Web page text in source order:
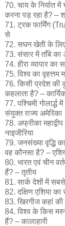
70. चाय के निर्यात में
करना पड़ रहा है? –
71. ट्रक फार्मिंग
से
72. सघन खेती के लिए
73. संसार में ताँबे का
74. हीरा व्यापार
75. विश्व का
76. किसी प्रदेश की
कहलाता है? –
77. पश्चिमी
संयुक्त राज्य अमेरिका
78. अफ्रीका
नाइजीरिया
79. जनसंख्या वृद्धि
वह कौनसा है? –
80. भारत एवं चीन
हैं? – तृतीय
81. सार्क देशों में
82. दक्षिण एशिया
83. खिरगीज कहां
84. विश्व के किस
हैं? – कालाहारी